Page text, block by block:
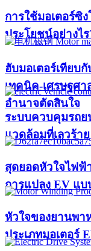
การใช้มอเตอร์ซิ
ประโยชน์อย่างไร
ฮับมอเตอร์เทียบ
เทคนิค-เศรษฐศ
อำนาจตัดสินใจ
ระบบควบคุมรถย
แวดล้อมที่เลวร้าย
สุดยอดหัวใจไฟ
การแปลง EV แ
หัวใจของยานพา
ประเภทมอเตอร์